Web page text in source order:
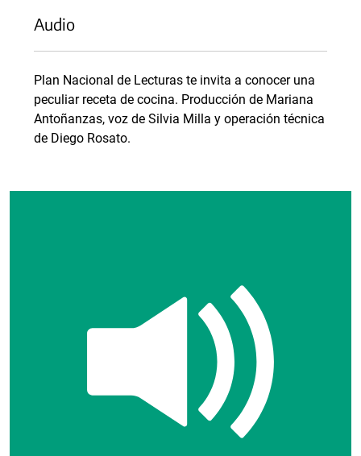
Audio
Plan Nacional de Lecturas te invita a conocer una
peculiar receta de cocina. Producción de Mariana
Antoñanzas, voz de Silvia Milla y operación técnica
de Diego Rosato.